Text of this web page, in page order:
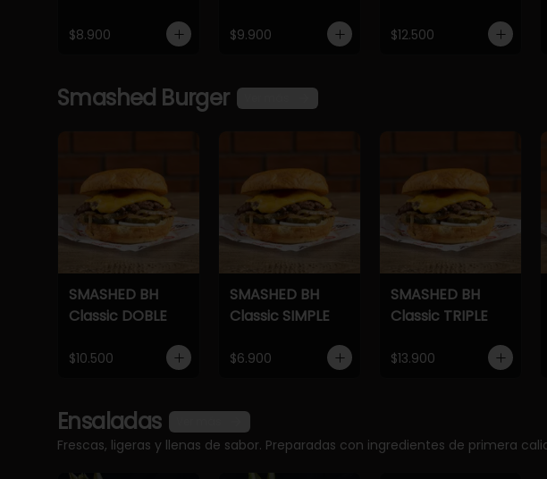
$8.900 $9.900 $12.500
Smashed Burger
SMASHED BH
Classic DOBLE
$10.500
SMASHED BH
Classic SIMPLE
$6.900
SMASHED BH
Classic TRIPLE
$13.900
Ensaladas
Frescas, ligeras y llenas de sabor. Preparadas con ingredientes de primera